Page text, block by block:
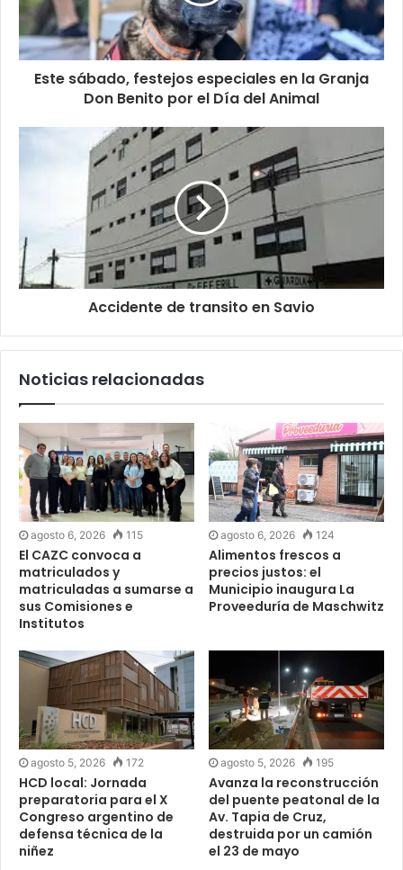
Este sábado, festejos especiales en la Granja
Don Benito por el Día del Animal
Accidente de transito en Savio
Noticias relacionadas
agosto 6, 2026 115
El CAZC convoca a
matriculados y
matriculadas a sumarse a
sus Comisiones e
Institutos
agosto 6, 2026 124
Alimentos frescos a
precios justos: el
Municipio inaugura La
Proveeduría de Maschwitz
agosto 5, 2026 172
HCD local: Jornada
preparatoria para el X
Congreso argentino de
defensa técnica de la
niñez
agosto 5, 2026 195
Avanza la reconstrucción
del puente peatonal de la
Av. Tapia de Cruz,
destruida por un camión
el 23 de mayo